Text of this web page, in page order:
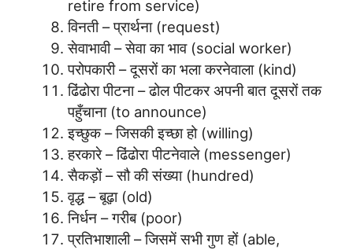
retire from service)
विनती – प्रार्थना (request)
सेवाभावी – सेवा का भाव (social worker)
परोपकारी – दूसरों का भला करनेवाला (kind)
ढिंढोरा पीटना – ढोल पीटकर अपनी बात दूसरों तक
पहुँचाना (to announce)
इच्छुक – जिसकी इच्छा हो (willing)
हरकारे – ढिंढोरा पीटनेवाले (messenger)
सैकड़ों – सौ की संख्या (hundred)
वृद्ध – बूढ़ा (old)
निर्धन – गरीब (poor)
प्रतिभाशाली – जिसमें सभी गुण हों (able,